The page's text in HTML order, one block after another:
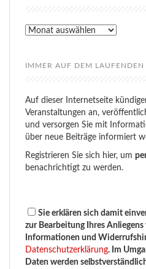
Rückblick
IMMER AUF DEM LAUFENDEN
Auf dieser Internetseite
Veranstaltungen an,
und versorgen Sie mit
über neue Beiträge informiert
Registrieren Sie sich hier, um
benachrichtigt zu werden.
Sie erklären sich damit
zur Bearbeitung Ihres
Informationen und
Datenschutzerklärung. Im
Daten werden